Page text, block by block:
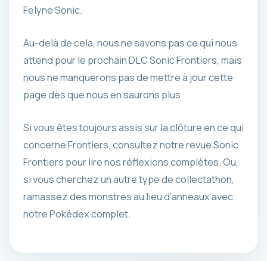
Felyne Sonic.
Au-delà de cela, nous ne savons pas ce qui nous
attend pour le prochain DLC Sonic Frontiers, mais
nous ne manquerons pas de mettre à jour cette
page dès que nous en saurons plus.
Si vous êtes toujours assis sur la clôture en ce qui
concerne Frontiers, consultez notre revue Sonic
Frontiers pour lire nos réflexions complètes. Ou,
si vous cherchez un autre type de collectathon,
ramassez des monstres au lieu d’anneaux avec
notre Pokédex complet.